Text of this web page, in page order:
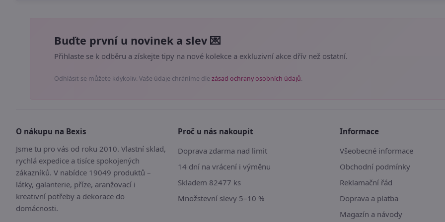
Buďte první u novinek a slev 💌
Přihlaste se k odběru a získejte tipy na nové kolekce a exkluzivní akce dřív než ostatní.
Odhlásit se můžete kdykoliv. Vaše údaje chráníme dle zásad ochrany osobních údajů.
O nákupu na Bexis
Jsme tu pro vás od roku 2010. Vlastní sklad,
rychlá expedice a tisíce spokojených
zákazníků. V nabídce 19049 produktů –
látky, galanterie, příze, aranžovací i
kreativní potřeby a dekorace do
domácnosti.
Proč u nás nakoupit
Doprava zdarma nad limit
14 dní na vrácení i výměnu
Skladem 82477 ks
Množstevní slevy 5–10 %
Informace
Všeobecné informace
Obchodní podmínky
Reklamační řád
Doprava a platba
Magazín a návody